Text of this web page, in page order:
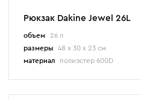
Рюкзак Dakine Jewel 26L
объем
26 л
размеры
48 х 30 х 23 см
материал
полиэстер 600D